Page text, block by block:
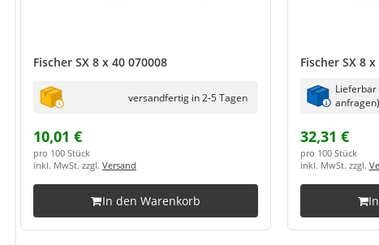
Fischer SX 8 x 40 070008
versandfertig in 2-5 Tagen
10,01 €
pro 100 Stück
inkl. MwSt. zzgl. Versand
In den Warenkorb
Fischer SX 8
32,31 €
pro 100 Stück
inkl. MwSt. zzgl.